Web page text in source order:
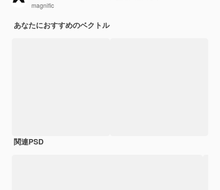
magnific
あなたにおすすめのベクトル
関連PSD